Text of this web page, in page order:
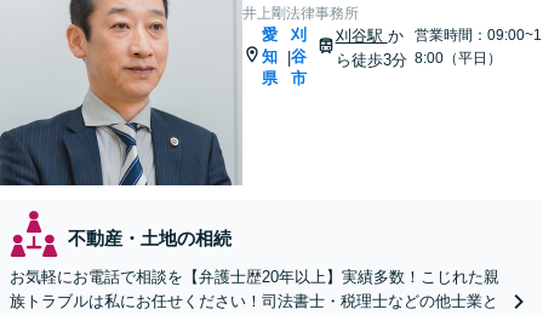
井上剛法律事務所
愛
知
県
|
刈
谷
市
刈谷駅 か
ら徒歩3分
営業時間：09:00~1
8:00（平日）
不動産・土地の相続
お気軽にお電話で相談を【弁護士歴20年以上】実績多数！こじれた親
族トラブルは私にお任せください！司法書士・税理士などの他士業と